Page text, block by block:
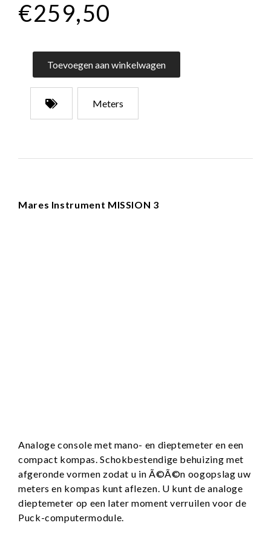
€259,50
Toevoegen aan winkelwagen
Meters
Mares Instrument MISSION 3
Analoge console met mano- en dieptemeter en een
compact kompas. Schokbestendige behuizing met
afgeronde vormen zodat u in Ã©Ã©n oogopslag uw
meters en kompas kunt aflezen. U kunt de analoge
dieptemeter op een later moment verruilen voor de
Puck-computermodule.